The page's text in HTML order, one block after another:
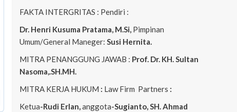
FAKTA INTERGRITAS : Pendiri :
Dr. Henri Kusuma Pratama, M.Si, Pimpinan
Umum/General Maneger: Susi Hernita.
MITRA PENANGGUNG JAWAB : Prof. Dr. KH. Sultan
Nasoma,.SH.MH.
MITRA KERJA HUKUM : Law Firm Partners :
Ketua-Rudi Erlan,anggota-Sugianto, SH. Ahmad